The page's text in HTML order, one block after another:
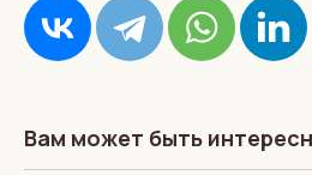
Вам может быть